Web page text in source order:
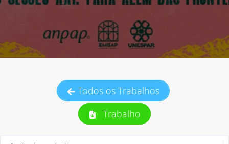
Todos os Trabalhos
Trabalho